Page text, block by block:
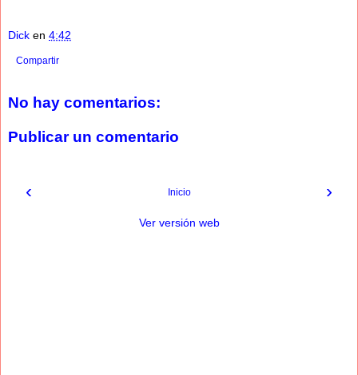
Dick en 4:42
Compartir
No hay comentarios:
Publicar un comentario
‹ ›
Inicio
Ver versión web